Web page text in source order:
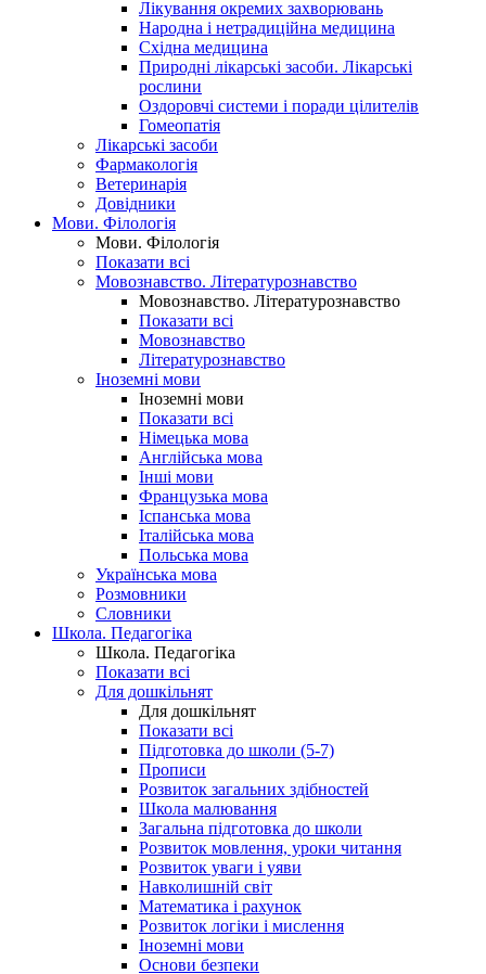
Лікування окремих захворювань
Народна і нетрадиційна медицина
Східна медицина
Природні лікарські засоби. Лікарські
рослини
Оздоровчі системи і поради цілителів
Гомеопатія
Лікарські засоби
Фармакологія
Ветеринарія
Довідники
Мови. Філологія
Мови. Філологія
Показати всі
Мовознавство. Літературознавство
Мовознавство. Літературознавство
Показати всі
Мовознавство
Літературознавство
Іноземні мови
Іноземні мови
Показати всі
Німецька мова
Англійська мова
Інші мови
Французька мова
Іспанська мова
Італійська мова
Польська мова
Українська мова
Розмовники
Словники
Школа. Педагогіка
Школа. Педагогіка
Показати всі
Для дошкільнят
Для дошкільнят
Показати всі
Підготовка до школи (5-7)
Прописи
Розвиток загальних здібностей
Школа малювання
Загальна підготовка до школи
Розвиток мовлення, уроки читання
Розвиток уваги і уяви
Навколишній світ
Математика і рахунок
Розвиток логіки і мислення
Іноземні мови
Основи безпеки